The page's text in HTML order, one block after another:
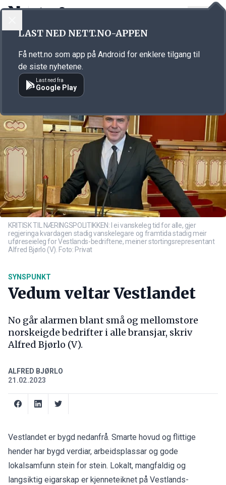
Annonsørinnhold
KRITISK TIL NÆRINGSPOLITIKKEN: I ei vanskeleg tid for alle, gjer
regjeringa kvardagen stadig vanskelegare og framtida stadig meir
uføreseieleg for Vestlands-bedriftene, meiner stortingsrepresentant
Alfred Bjørlo (V). Foto: Privat
SYNSPUNKT
Vedum veltar Vestlandet
No går alarmen blant små og mellomstore
norskeigde bedrifter i alle bransjar, skriv
Alfred Bjørlo (V).
ALFRED BJØRLO
21.02.2023
Vestlandet er bygd nedanfrå. Smarte hovud og flittige
hender har bygd verdiar, arbeidsplassar og gode
lokalsamfunn stein for stein. Lokalt, mangfaldig og
langsiktig eigarskap er kjenneteiknet på Vestlands-
LAST NED NETT.NO-APPEN
Få nett.no som app på Android for enklere tilgang til
de siste nyhetene.
Last ned fra
Google Play